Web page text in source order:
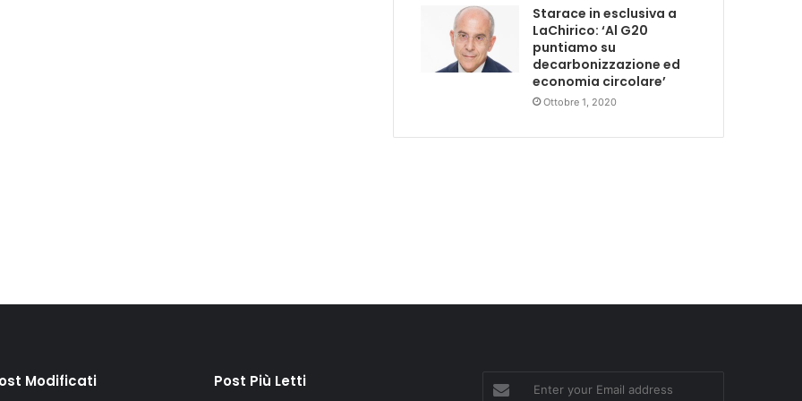
Starace in esclusiva a
LaChirico: ‘Al G20
puntiamo su
decarbonizzazione ed
economia circolare’
Ottobre 1, 2020
Modificati Post Più Letti
Enter